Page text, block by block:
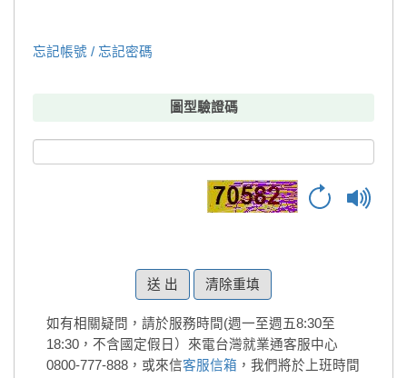
忘記帳號 / 忘記密碼
圖型驗證碼
清除重填
如有相關疑問，請於服務時間(週一至週五8:30至
18:30，不含國定假日）來電台灣就業通客服中心
0800-777-888，或來信客服信箱 ，我們將於上班時間